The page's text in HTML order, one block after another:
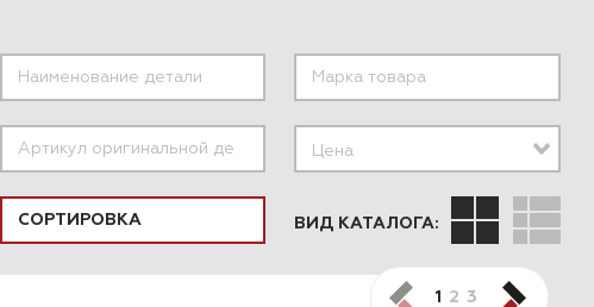
ПОДОБРАТЬ
Цена
ВИД КАТАЛОГА:
1 2 3